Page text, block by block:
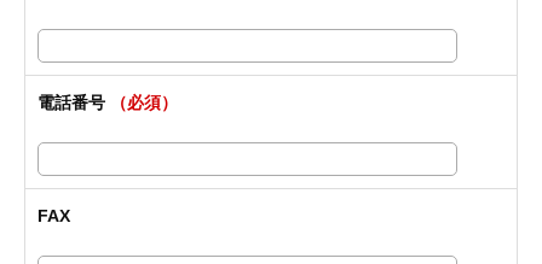
電話番号 （必須）
FAX